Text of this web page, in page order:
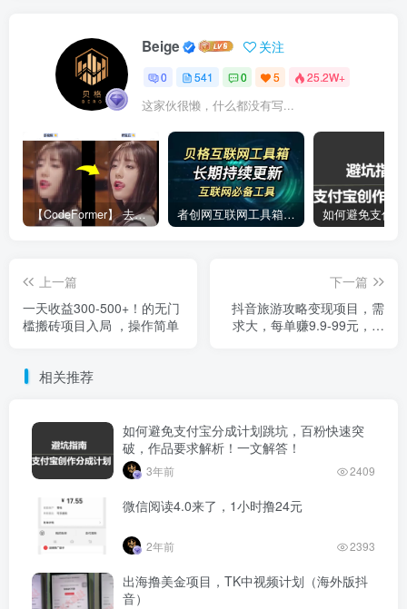
Beige 关注
0 541 0 5 25.2W+
这家伙很懒，什么都没有写...
【CodeFormer】 去马赛克神器 者创网互联网工具箱合集
上一篇
一天收益300-500+！的无门
槛搬砖项目入局 ，操作简单
下一篇
抖音旅游攻略变现项目，需
求大，每单赚9.9-99元，适
相关推荐
如何避免支付宝分成计划跳坑，百粉快速突
破，作品要求解析！一文解答！
3年前 2409
微信阅读4.0来了，1小时撸24元
2年前 2393
出海撸美金项目，TK中视频计划（海外版抖
音）